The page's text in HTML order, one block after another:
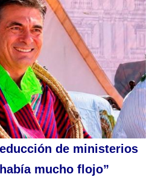
de ministerios
mucho flojo”